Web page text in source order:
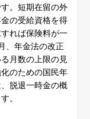
。短期在留の外
の受給資格を得
れば保険料が一
、年金法の改正
月数の上限の見
のための国民年
脱退一時金の概
。